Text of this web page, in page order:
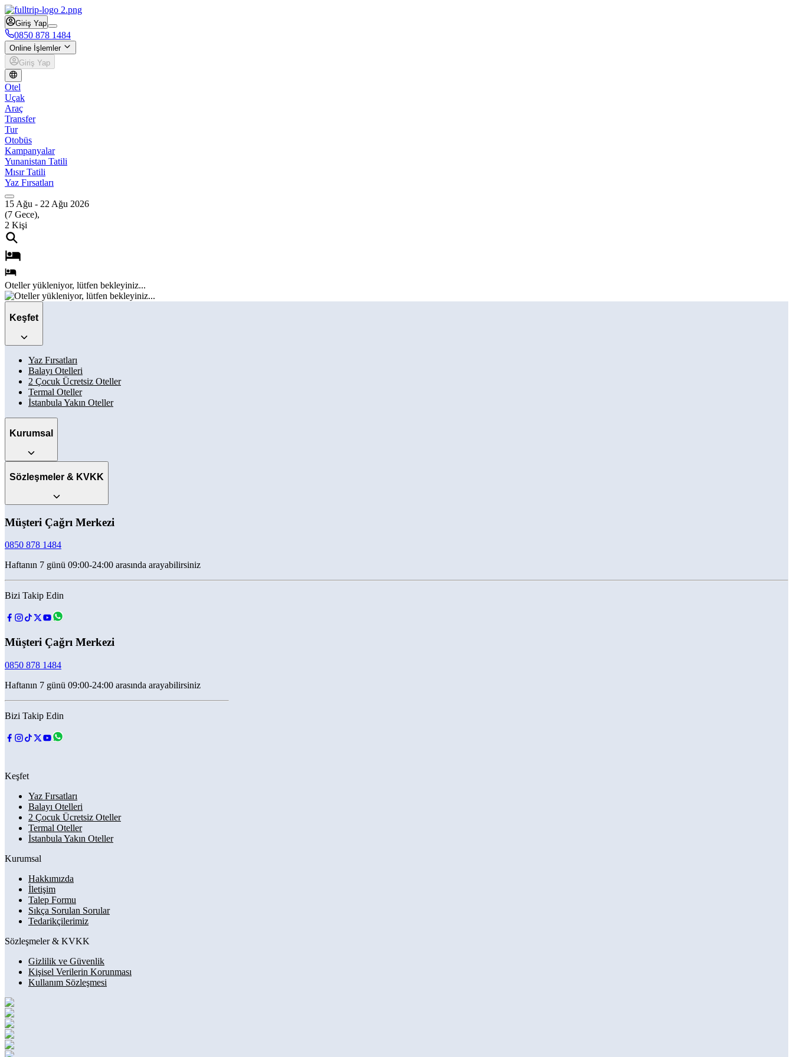
Giriş Yap
0850 878 1484
Online İşlemler
Giriş Yap
Otel
Uçak
Araç
Transfer
Tur
Otobüs
Kampanyalar
Yunanistan Tatili
Mısır Tatili
Yaz Fırsatları
15 Ağu - 22 Ağu 2026
(7 Gece),
2 Kişi
Otelleryükleniyor, lütfen bekleyiniz...
Keşfet
Yaz Fırsatları
Balayı Otelleri
2 Çocuk Ücretsiz Oteller
Termal Oteller
İstanbula Yakın Oteller
Kurumsal
Sözleşmeler & KVKK
Müşteri Çağrı Merkezi
0850 878 1484
Haftanın 7 günü 09:00-24:00 arasında arayabilirsiniz
Bizi Takip Edin
Müşteri Çağrı Merkezi
0850 878 1484
Haftanın 7 günü 09:00-24:00 arasında arayabilirsiniz
Bizi Takip Edin
Keşfet
Yaz Fırsatları
Balayı Otelleri
2 Çocuk Ücretsiz Oteller
Termal Oteller
İstanbula Yakın Oteller
Kurumsal
Hakkımızda
İletişim
Talep Formu
Sıkça Sorulan Sorular
Tedarikçilerimiz
Sözleşmeler & KVKK
Gizlilik ve Güvenlik
Kişisel Verilerin Korunması
Kullanım Sözleşmesi